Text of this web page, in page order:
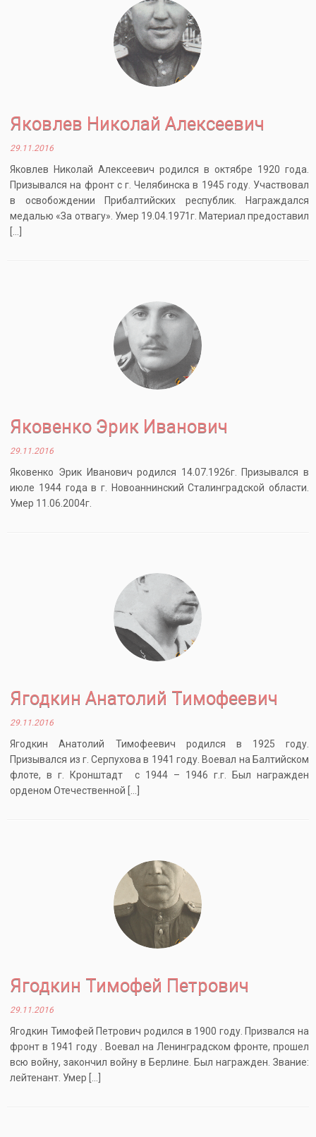
Яковлев Николай Алексеевич
29.11.2016
Яковлев Николай Алексеевич родился в октябре 1920 года.
Призывался на фронт с г. Челябинска в 1945 году. Участвовал
в освобождении Прибалтийских республик. Награждался
медалью «За отвагу». Умер 19.04.1971г. Материал предоставил
[…]
Яковенко Эрик Иванович
29.11.2016
Яковенко Эрик Иванович родился 14.07.1926г. Призывался в
июле 1944 года в г. Новоаннинский Сталинградской области.
Умер 11.06.2004г.
Ягодкин Анатолий Тимофеевич
29.11.2016
Ягодкин Анатолий Тимофеевич родился в 1925 году.
Призывался из г. Серпухова в 1941 году. Воевал на Балтийском
флоте, в г. Кронштадт с 1944 – 1946 г.г. Был награжден
орденом Отечественной […]
Ягодкин Тимофей Петрович
29.11.2016
Ягодкин Тимофей Петрович родился в 1900 году. Призвался на
фронт в 1941 году . Воевал на Ленинградском фронте, прошел
всю войну, закончил войну в Берлине. Был награжден. Звание:
лейтенант. Умер […]